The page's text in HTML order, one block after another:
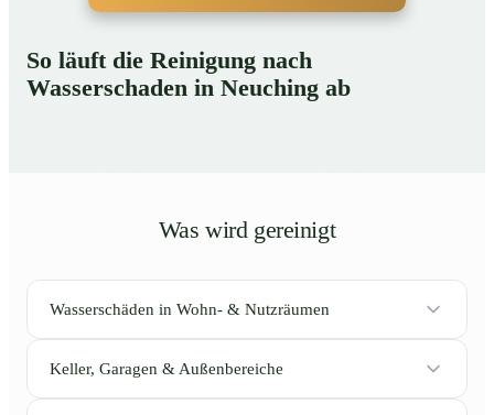
So läuft die Reinigung nach
Wasserschaden in Neuching ab
Was wird gereinigt
Wasserschäden in Wohn- & Nutzräumen
Keller, Garagen & Außenbereiche